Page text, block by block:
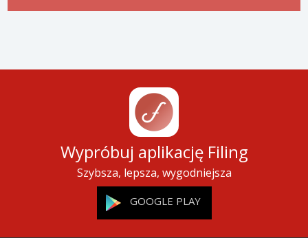
Wypróbuj aplikację Filing
Szybsza, lepsza, wygodniejsza
GOOGLE PLAY